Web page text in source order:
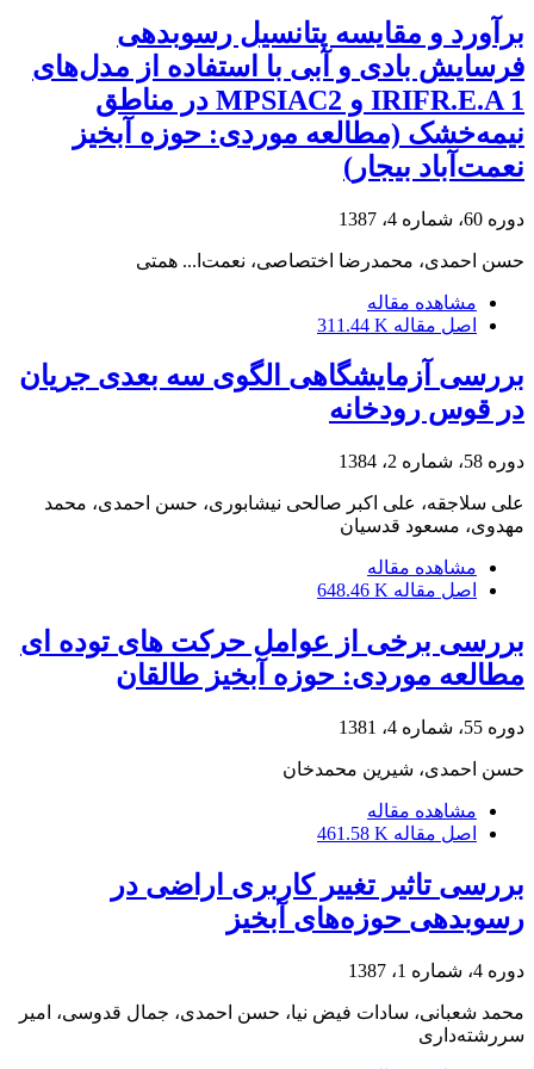
برآورد و مقایسه پتانسیل رسوبدهی
فرسایش بادی و آبی با استفاده از مدل‌های
IRIFR.E.A 1 و MPSIAC2 در مناطق
نیمه‌خشک (مطالعه موردی: حوزه آبخیز
نعمت‌آباد بیجار)
دوره 60، شماره 4، 1387
حسن احمدی، محمدرضا اختصاصی، نعمت‌ا... همتی
مشاهده مقاله
اصل مقاله 311.44 K
بررسی آزمایشگاهی الگوی سه بعدی جریان
در قوس رودخانه
دوره 58، شماره 2، 1384
علی سلاجقه، علی اکبر صالحی نیشابوری، حسن احمدی، محمد
مهدوی، مسعود قدسیان
مشاهده مقاله
اصل مقاله 648.46 K
بررسی برخی از عوامل حرکت های توده ای
مطالعه موردی: حوزه آبخیز طالقان
دوره 55، شماره 4، 1381
حسن احمدی، شیرین محمدخان
مشاهده مقاله
اصل مقاله 461.58 K
بررسی تاثیر تغییر کاربری اراضی در
رسوبدهی حوزه‌های آبخیز
دوره 4، شماره 1، 1387
محمد شعبانی، سادات فیض نیا، حسن احمدی، جمال قدوسی، امیر
سررشته‌داری